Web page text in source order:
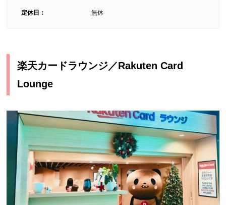
定休日： 無休
楽天カードラウンジ／Rakuten Card
Lounge